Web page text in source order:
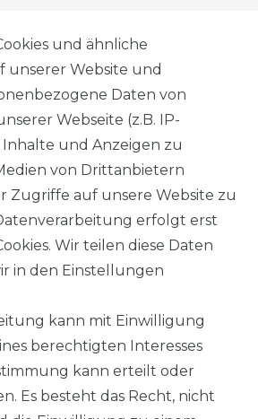
AGB
IMPRESSUM
KONTAKT
und ähnliche
unserer Website und
Daten von
Webseite (z.B. IP-
Inhalte und Anzeigen zu
von Drittanbietern
Zugriffe auf unsere Website zu
erfolgt erst
Wir teilen diese Daten
in den Einstellungen
kann mit Einwilligung
berechtigten Interesses
kann erteilt oder
Es besteht das Recht, nicht